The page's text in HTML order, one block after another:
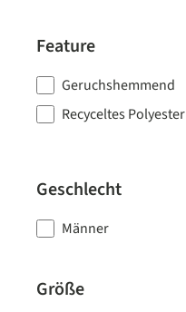
Feature
Geruchshemmend
Recyceltes Polyester
Geschlecht
Männer
Größe